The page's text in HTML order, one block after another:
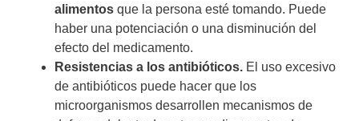
alimentos que la persona esté tomando. Puede
haber una potenciación o una disminución del
efecto del medicamento.
Resistencias a los antibióticos. El uso excesivo
de antibióticos puede hacer que los
microorganismos desarrollen mecanismos de